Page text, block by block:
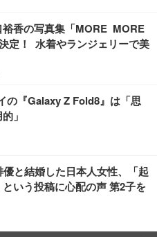
裕香の写真集「MORE MORE
定！ 水着やランジェリーで美
の『Galaxy Z Fold8』は「思
」
と結婚した日本人女性、「起
いう投稿に心配の声 第2子を